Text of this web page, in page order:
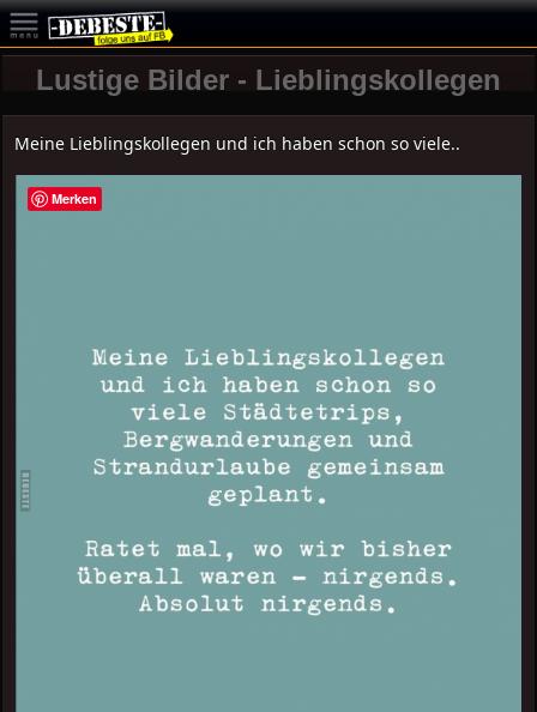
Lustige Bilder - Lieblingskollegen
Meine Lieblingskollegen und ich haben schon so viele..
Merken